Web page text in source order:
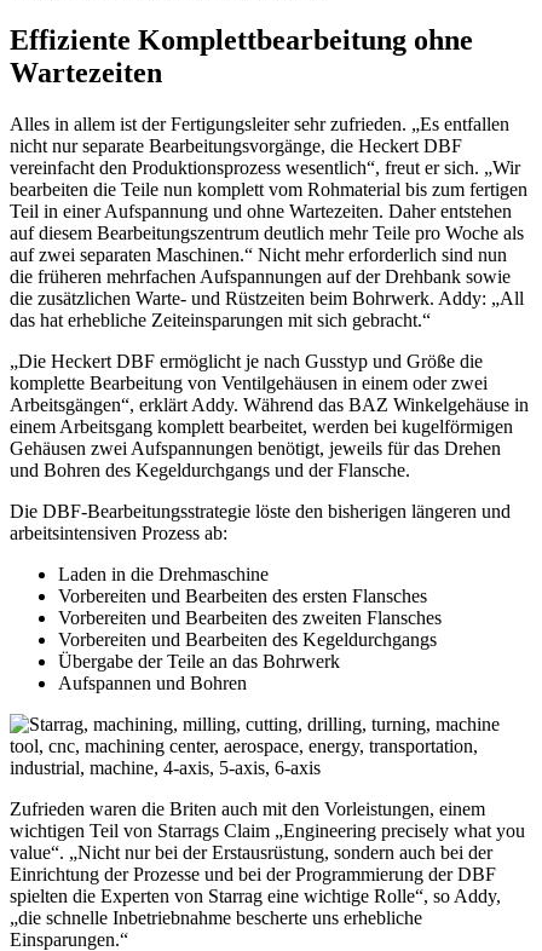
Effiziente Komplettbearbeitung ohne
Wartezeiten
Alles in allem ist der Fertigungsleiter sehr zufrieden. „Es entfallen
nicht nur separate Bearbeitungsvorgänge, die Heckert DBF
vereinfacht den Produktionsprozess wesentlich“, freut er sich. „Wir
bearbeiten die Teile nun komplett vom Rohmaterial bis zum fertigen
Teil in einer Aufspannung und ohne Wartezeiten. Daher entstehen
auf diesem Bearbeitungszentrum deutlich mehr Teile pro Woche als
auf zwei separaten Maschinen.“ Nicht mehr erforderlich sind nun
die früheren mehrfachen Aufspannungen auf der Drehbank sowie
die zusätzlichen Warte- und Rüstzeiten beim Bohrwerk. Addy: „All
das hat erhebliche Zeiteinsparungen mit sich gebracht.“
„Die Heckert DBF ermöglicht je nach Gusstyp und Größe die
komplette Bearbeitung von Ventilgehäusen in einem oder zwei
Arbeitsgängen“, erklärt Addy. Während das BAZ Winkelgehäuse in
einem Arbeitsgang komplett bearbeitet, werden bei kugelförmigen
Gehäusen zwei Aufspannungen benötigt, jeweils für das Drehen
und Bohren des Kegeldurchgangs und der Flansche.
Die DBF-Bearbeitungsstrategie löste den bisherigen längeren und
arbeitsintensiven Prozess ab:
Laden in die Drehmaschine
Vorbereiten und Bearbeiten des ersten Flansches
Vorbereiten und Bearbeiten des zweiten Flansches
Vorbereiten und Bearbeiten des Kegeldurchgangs
Übergabe der Teile an das Bohrwerk
Aufspannen und Bohren
Zufrieden waren die Briten auch mit den Vorleistungen, einem
wichtigen Teil von Starrags Claim „Engineering precisely what you
value“. „Nicht nur bei der Erstausrüstung, sondern auch bei der
Einrichtung der Prozesse und bei der Programmierung der DBF
spielten die Experten von Starrag eine wichtige Rolle“, so Addy,
„die schnelle Inbetriebnahme bescherte uns erhebliche
Einsparungen.“